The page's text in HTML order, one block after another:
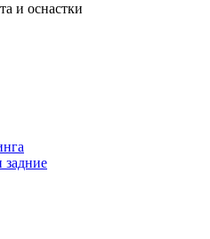
и оснастки